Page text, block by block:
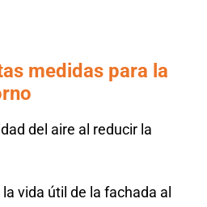
medidas para la
del aire al reducir la
vida útil de la fachada al